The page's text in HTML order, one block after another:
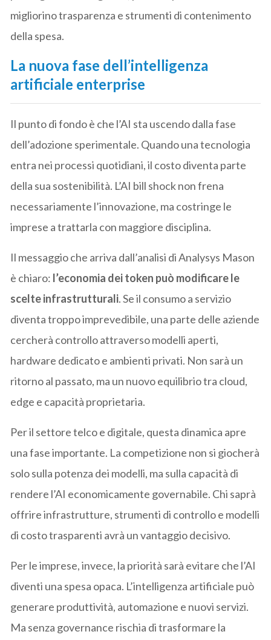
migliorino trasparenza e strumenti di contenimento
della spesa.
La nuova fase dell’intelligenza
artificiale enterprise
Il punto di fondo è che l’AI sta uscendo dalla fase
dell’adozione sperimentale. Quando una tecnologia
entra nei processi quotidiani, il costo diventa parte
della sua sostenibilità. L’AI bill shock non frena
necessariamente l’innovazione, ma costringe le
imprese a trattarla con maggiore disciplina.
Il messaggio che arriva dall’analisi di Analysys Mason
è chiaro: l’economia dei token può modificare le
scelte infrastrutturali. Se il consumo a servizio
diventa troppo imprevedibile, una parte delle aziende
cercherà controllo attraverso modelli aperti,
hardware dedicato e ambienti privati. Non sarà un
ritorno al passato, ma un nuovo equilibrio tra cloud,
edge e capacità proprietaria.
Per il settore telco e digitale, questa dinamica apre
una fase importante. La competizione non si giocherà
solo sulla potenza dei modelli, ma sulla capacità di
rendere l’AI economicamente governabile. Chi saprà
offrire infrastrutture, strumenti di controllo e modelli
di costo trasparenti avrà un vantaggio decisivo.
Per le imprese, invece, la priorità sarà evitare che l’AI
diventi una spesa opaca. L’intelligenza artificiale può
generare produttività, automazione e nuovi servizi.
Ma senza governance rischia di trasformare la